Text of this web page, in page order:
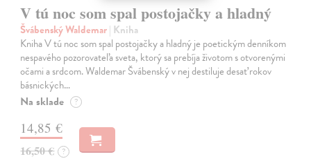
V tú noc som spal postojačky a hladný
Švábenský Waldemar| Kniha
Kniha V tú noc som spal postojačky a hladný je poetickým denníkom
nespavého pozorovateľa sveta, ktorý sa prebíja životom s otvorenými
očami a srdcom. Waldemar Švábenský v nej destiluje desať rokov
básnických…
Na sklade ?
14,85 €
16,50 € ?